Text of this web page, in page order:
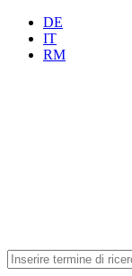
DE
IT
RM